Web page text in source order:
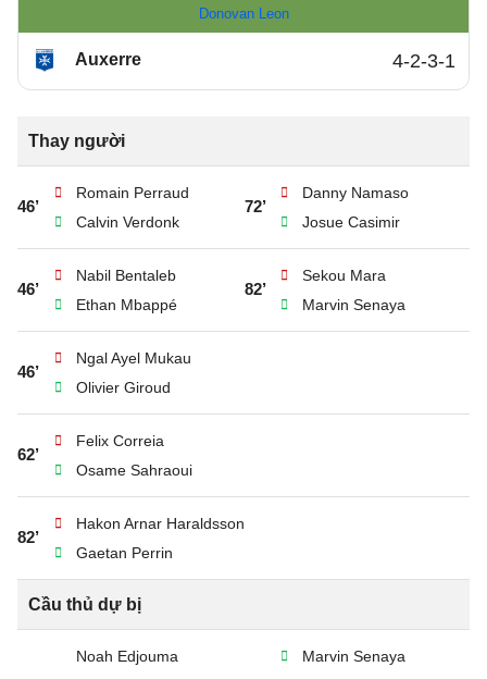
Donovan Leon
Auxerre 4-2-3-1
Thay người
46’
Romain Perraud
Calvin Verdonk
72’
Danny Namaso
Josue Casimir
46’
Nabil Bentaleb
Ethan Mbappé
82’
Sekou Mara
Marvin Senaya
46’
Ngal Ayel Mukau
Olivier Giroud
62’
Felix Correia
Osame Sahraoui
82’
Hakon Arnar Haraldsson
Gaetan Perrin
Cầu thủ dự bị
Noah Edjouma Marvin Senaya